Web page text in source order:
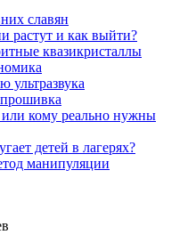
славян
растут и как выйти?
квазикристаллы
ультразвука
кому реально нужны
детей в лагерях?
манипуляции